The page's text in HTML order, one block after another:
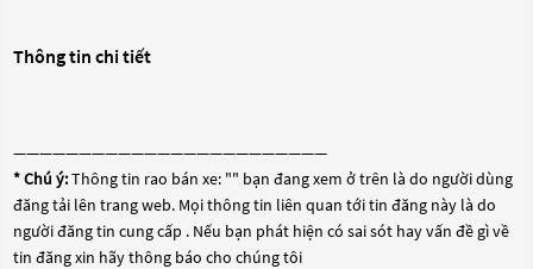
Thông tin chi tiết
————————————————————————
* Chú ý:Thông tin rao bán xe: "" bạn đang xem ở trên là do người dùng
đăng tải lên trang web. Mọi thông tin liên quan tới tin đăng này là do
người đăng tin cung cấp . Nếu bạn phát hiện có sai sót hay vấn đề gì về
tin đăng xin hãy thông báo cho chúng tôi